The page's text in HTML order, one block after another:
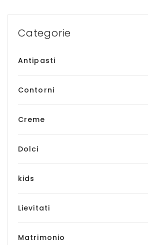
Categorie
Antipasti
Contorni
Creme
Dolci
kids
Lievitati
Matrimonio